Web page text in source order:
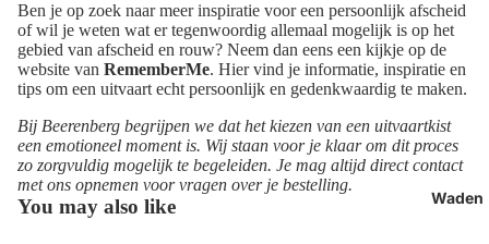
Waden
Ben je op zoek naar meer inspiratie voor een persoonlijk afscheid
of wil je weten wat er tegenwoordig allemaal mogelijk is op het
gebied van afscheid en rouw? Neem dan eens een kijkje op de
website van RememberMe. Hier vind je informatie, inspiratie en
tips om een uitvaart echt persoonlijk en gedenkwaardig te maken.
Bij Beerenberg begrijpen we dat het kiezen van een uitvaartkist
een emotioneel moment is. Wij staan voor je klaar om dit proces
zo zorgvuldig mogelijk te begeleiden. Je mag altijd direct contact
met ons opnemen voor vragen over je bestelling.
You may also like